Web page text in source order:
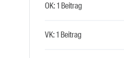
OK: 1 Beitrag
VK: 1 Beitrag